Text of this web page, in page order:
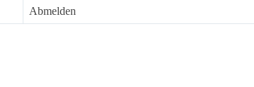
Abmelden